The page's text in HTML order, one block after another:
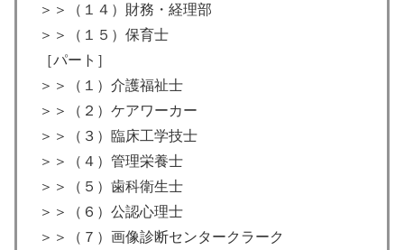
＞＞（１４）財務・経理部
＞＞（１５）保育士
［パート］
＞＞（１）介護福祉士
＞＞（２）ケアワーカー
＞＞（３）臨床工学技士
＞＞（４）管理栄養士
＞＞（５）歯科衛生士
＞＞（６）公認心理士
＞＞（７）画像診断センタークラーク